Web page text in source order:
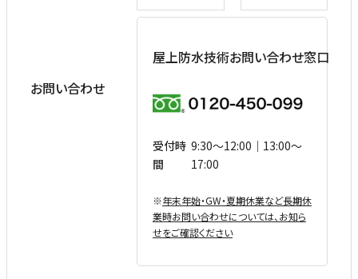
お問い合わせ
屋上防水技術お問い合わせ窓口
受付時
間
9:30〜12:00｜13:00〜
17:00
※年末年始・GW・夏期休業など⻑期休
業時お問い合わせについては、お知ら
せをご確認ください